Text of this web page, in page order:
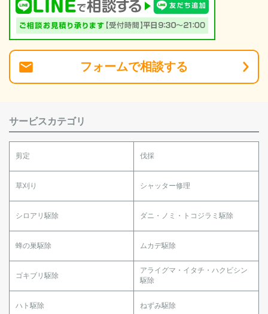
フォームで相談する
サービスカテゴリ
剪定 伐採
草刈り シャッター修理
シロアリ駆除 ダニ・ノミ・トコジラミ駆除
蜂の巣駆除 ムカデ駆除
ゴキブリ駆除
アライグマ・イタチ・ハクビシン
駆除
ハト駆除 ねずみ駆除